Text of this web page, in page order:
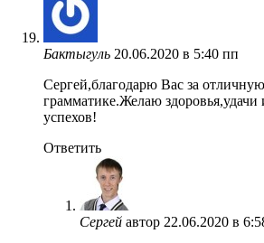
Бактыгуль 20.06.2020 в 5:40 пп
Сергей,благодарю Вас за
грамматике.Желаю
успехов!
Ответить
Сергей автор 22.06.2020 в